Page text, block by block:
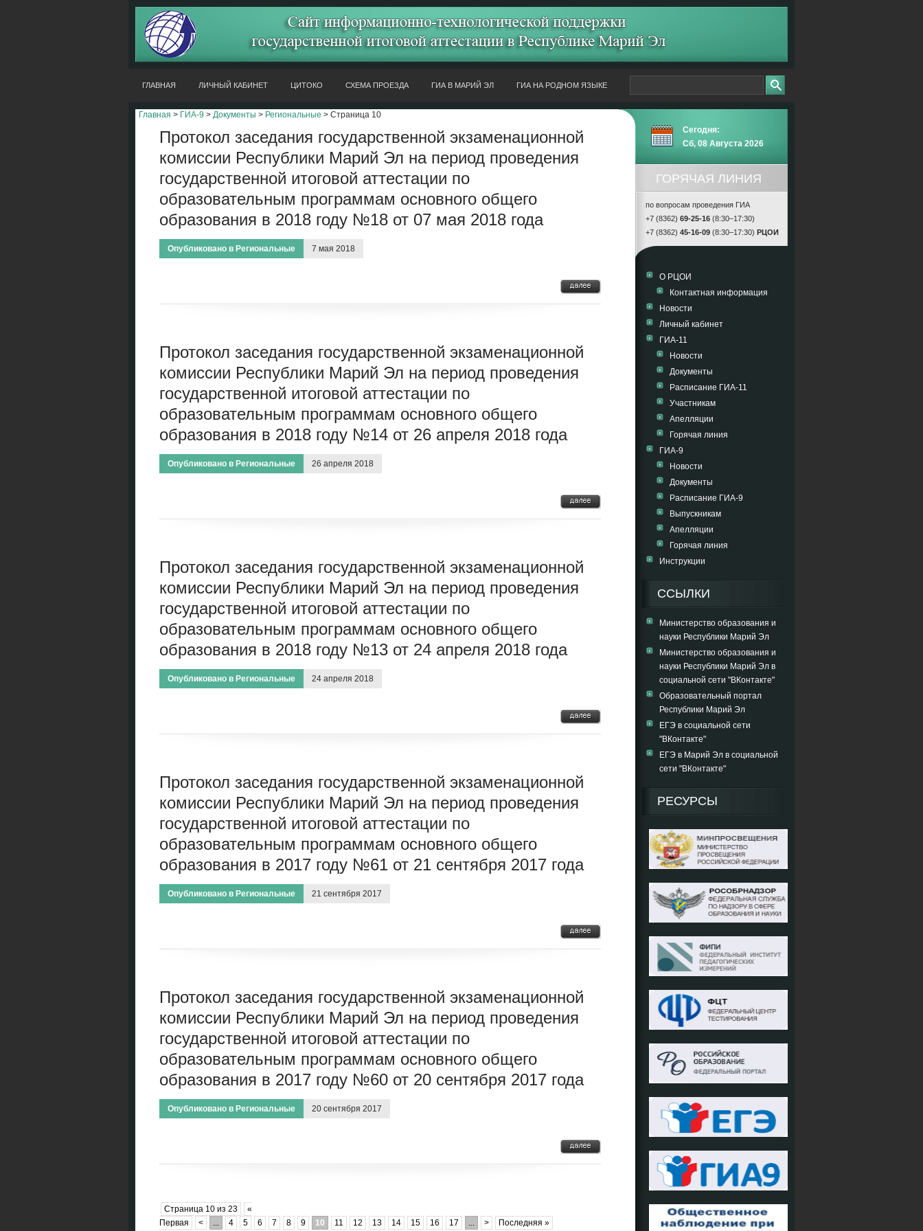
ГЛАВНАЯ ЛИЧНЫЙ КАБИНЕТ ЦИТОКО СХЕМА ПРОЕЗДА ГИА В МАРИЙ ЭЛ ГИА НА РОДНОМ ЯЗЫКЕ
Главная > ГИА-9 > Документы > Региональные > Страница 10
Протокол заседания государственной экзаменационной
комиссии Республики Марий Эл на период проведения
государственной итоговой аттестации по
образовательным программам основного общего
образования в 2018 году №18 от 07 мая 2018 года
Опубликовано в Региональные 7 мая 2018
Протокол заседания государственной экзаменационной
комиссии Республики Марий Эл на период проведения
государственной итоговой аттестации по
образовательным программам основного общего
образования в 2018 году №14 от 26 апреля 2018 года
Опубликовано в Региональные 26 апреля 2018
Протокол заседания государственной экзаменационной
комиссии Республики Марий Эл на период проведения
государственной итоговой аттестации по
образовательным программам основного общего
образования в 2018 году №13 от 24 апреля 2018 года
Опубликовано в Региональные 24 апреля 2018
Протокол заседания государственной экзаменационной
комиссии Республики Марий Эл на период проведения
государственной итоговой аттестации по
образовательным программам основного общего
образования в 2017 году №61 от 21 сентября 2017 года
Опубликовано в Региональные 21 сентября 2017
Протокол заседания государственной экзаменационной
комиссии Республики Марий Эл на период проведения
государственной итоговой аттестации по
образовательным программам основного общего
образования в 2017 году №60 от 20 сентября 2017 года
Опубликовано в Региональные 20 сентября 2017
Страница 10 из 23
«
Первая
< ... 4 5 6 7 8 9 10 11 12 13 14 15 16 17 ... > Последняя »
Сегодня:
Сб, 08 Августа 2026
ГОРЯЧАЯ ЛИНИЯ
по вопросам проведения ГИА
+7 (8362) 69-25-16 (8:30–17:30)
+7 (8362) 45-16-09 (8:30–17:30) РЦОИ
О РЦОИ
Контактная информация
Новости
Личный кабинет
ГИА-11
Новости
Документы
Расписание ГИА-11
Участникам
Апелляции
Горячая линия
ГИА-9
Новости
Документы
Расписание ГИА-9
Выпускникам
Апелляции
Горячая линия
Инструкции
ССЫЛКИ
Министерство образования и
науки Республики Марий Эл
Министерство образования и
науки Республики Марий Эл в
социальной сети "ВКонтакте"
Образовательный портал
Республики Марий Эл
ЕГЭ в социальной сети
"ВКонтакте"
ЕГЭ в Марий Эл в социальной
сети "ВКонтакте"
РЕСУРСЫ